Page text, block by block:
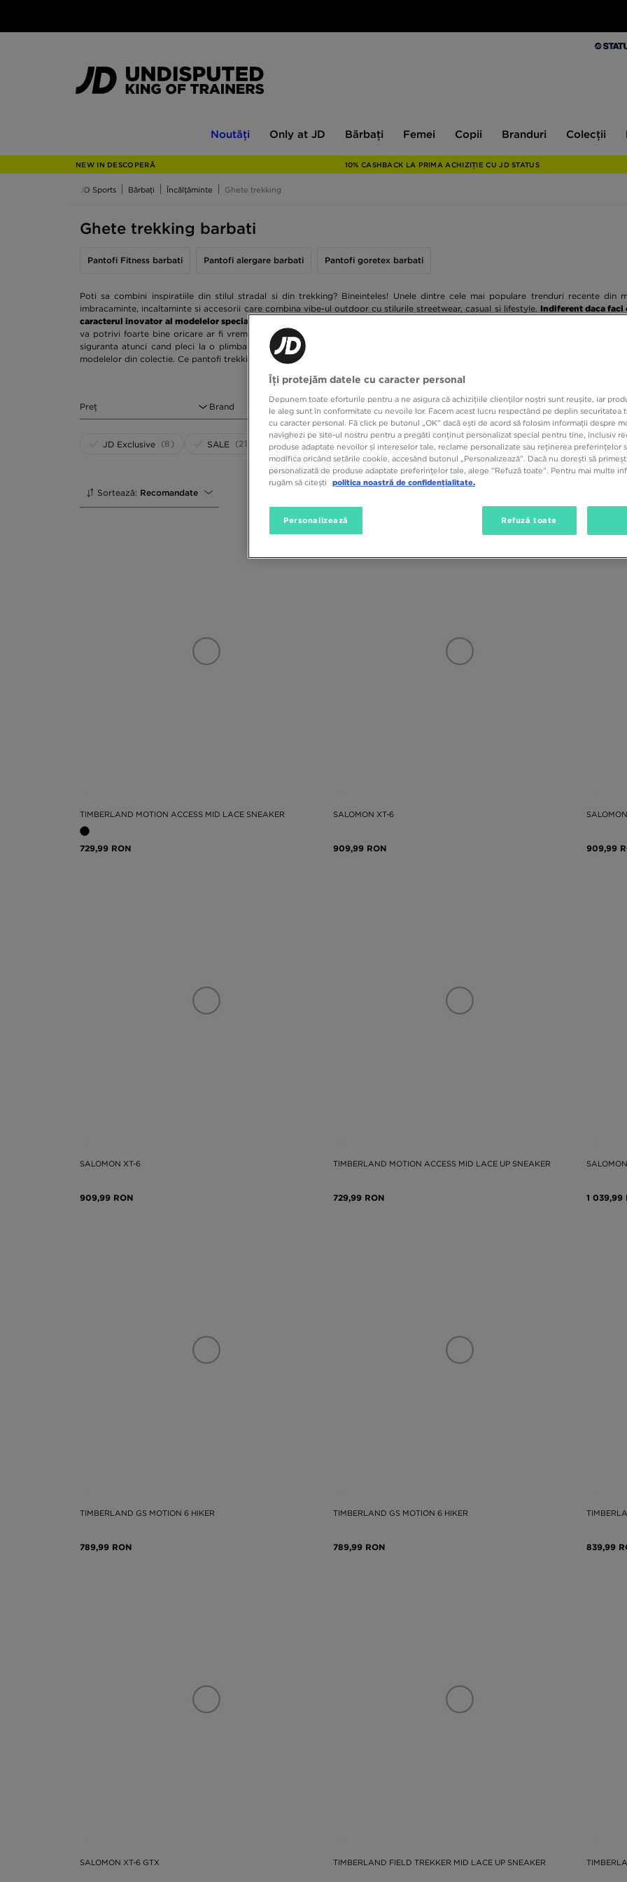
Noutăți
JD
Only at JD Bărbați Femei Copii Branduri Colecții
NEW IN DESCOPERĂ 10% CASHBACK LA PRIMA ACHIZIȚIE CU JD STATUS
JD Sports Bărbați Încălțăminte Ghete trekking
Ghete trekking barbati
Poti sa combini inspiratiile din stilul stradal si din trekking? Bineinteles! Unele dintre cele mai populare trenduri recente din
imbracaminte, incaltaminte si accesorii care combina vibe-ul outdoor cu stilurile streetwear, casual si lifestyle. Indiferent daca faci
caracterul inovator al modelelor speciale sau, pur si simplu, esti in cautarea unui produs distinctiv pentru tinutele tale, la JD te
va potrivi foarte bine oricare ar fi vremea de afara, inclusiv pe o toamna ploioasa sau la temperaturile de inghet din timpul
siguranta atunci cand pleci la o plimbare lunga. Logourile brandurilor bine-cunoscute, cum ar fi Timberland, garanteaza un
modelelor din colectie. Ce pantofi trekking barbati sunt disponibili in oferta JD Sports? Descopera acum!
Pantofi Fitness barbati Pantofi alergare barbati Pantofi goretex barbati
Preț Brand Mărime Culoare Material
JD Exclusive (8) SALE (21)
Sortează: Recomandate
TIMBERLAND MOTION ACCESS MID LACE SNEAKER
729,99 RON
SALOMON XT-6
909,99 RON 909,99
SALOMON XT-6
909,99 RON
TIMBERLAND MOTION ACCESS MID LACE UP SNEAKER
729,99 RON 1 039,99
TIMBERLAND GS MOTION 6 HIKER
789,99 RON
TIMBERLAND GS MOTION 6 HIKER
789,99 RON 839,99
SALOMON XT-6 GTX TIMBERLAND FIELD TREKKER MID LACE UP SNEAKER
Îți protejăm datele cu caracter personal
Depunem toate eforturile pentru a ne asigura că achizițiile clienților noștri sunt reușite, iar
le aleg sunt în conformitate cu nevoile lor. Facem acest lucru respectând pe deplin securitatea
cu caracter personal. Fă click pe butonul „OK” dacă ești de acord să folosim informații despre
navighezi pe site-ul nostru pentru a pregăti conținut personalizat special pentru tine, inclusiv
produse adaptate nevoilor și intereselor tale, reclame personalizate sau reținerea preferințelor
modifica oricând setările cookie, accesând butonul „Personalizează”. Dacă nu dorești să
personalizată de produse adaptate preferințelor tale, alege "Refuză toate". Pentru mai multe
rugăm să citești
politica noastră de confidențialitate.
Personalizează Refuză toate